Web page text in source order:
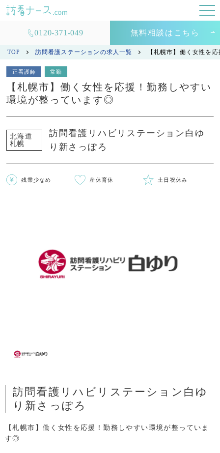
0120-371-049 無料相談はこちら
TOP 訪問看護ステーションの求人一覧 【札幌市】働く女性を
正看護師 常勤
【札幌市】働く女性を応援！勤務しやすい
環境が整っています◎
北海道
札幌
訪問看護リハビリステーション白ゆ
り新さっぽろ
残業少なめ 産休育休 土日祝休み
訪問看護リハビリステーション白ゆ
り新さっぽろ
【札幌市】働く女性を応援！勤務しやすい環境が整っていま
す◎